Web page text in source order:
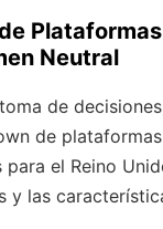
Neutral
de
de
el Reino
y las